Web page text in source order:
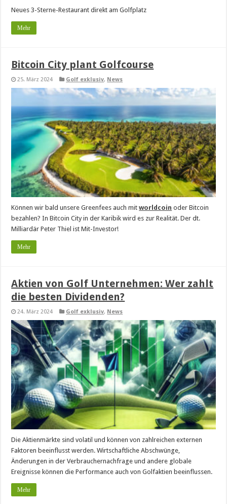
Neues 3-Sterne-Restaurant direkt am Golfplatz
Mehr
Bitcoin City plant Golfcourse
25. März 2024 Golf exklusiv, News
Können wir bald unsere Greenfees auch mitworldcoin oder Bitcoin
bezahlen? In Bitcoin City in der Karibik wird es zur Realität. Der dt.
Milliardär Peter Thiel ist Mit-Investor!
Mehr
Aktien von Golf Unternehmen: Wer zahlt
die besten Dividenden?
24. März 2024 Golf exklusiv, News
Die Aktienmärkte sind volatil und können von zahlreichen externen
Faktoren beeinflusst werden. Wirtschaftliche Abschwünge,
Änderungen in der Verbrauchernachfrage und andere globale
Ereignisse können die Performance auch von Golfaktien beeinflussen.
Mehr